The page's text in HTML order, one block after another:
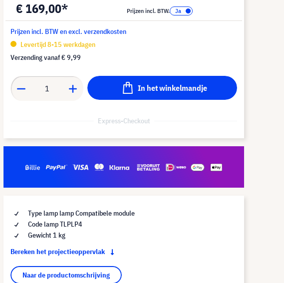
€ 169,00* Prijzen incl. BTW.
Prijzen incl. BTW en excl. verzendkosten
Levertijd 8-15 werkdagen
Verzending vanaf€ 9,99
In het winkelmandje
Express-Checkout
Type lamp lamp Compatibele module
Code lamp TLPLP4
Gewicht 1 kg
Bereken het projectieoppervlak
Naar de productomschrijving